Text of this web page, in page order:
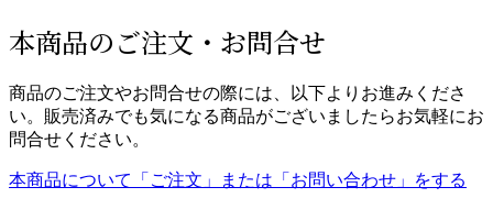
本商品のご注文・お問合せ
商品のご注文やお問合せの際には、以下よりお進みくださ
い。販売済みでも気になる商品がございましたらお気軽にお
問合せください。
本商品について「ご注文」または「お問い合わせ」をする